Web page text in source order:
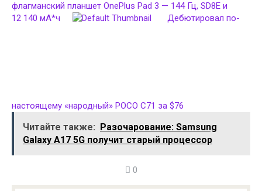
флагманский планшет OnePlus Pad 3 — 144 Гц, SD8E и
12 140 мА*ч
Дебютировал по-
настоящему «народный» POCO C71 за $76
Читайте также: Разочарование: Samsung
Galaxy A17 5G получит старый процессор
0